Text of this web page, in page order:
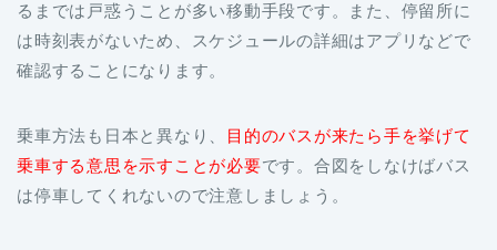
るまでは戸惑うことが多い移動手段です。また、停留所に
は時刻表がないため、スケジュールの詳細はアプリなどで
確認することになります。
乗車方法も日本と異なり、
目的のバスが来たら手を挙げて
乗車する意思を示すことが必要です。合図をしなけばバス
は停車してくれないので注意しましょう。